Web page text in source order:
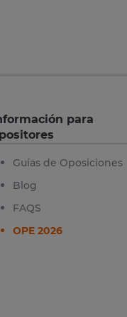
para
Guías de Oposiciones
Blog
FAQS
OPE 2026